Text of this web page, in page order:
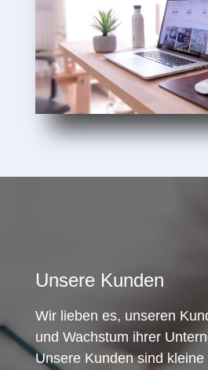
Unsere Kunden
Wir lieben es, unseren
und Wachstum ihrer
Unsere Kunden sind kleine